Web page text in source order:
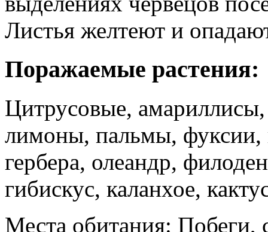
Листья желтеют и
Поражаемые растения:
Цитрусовые, амариллисы,
лимоны, пальмы, фуксии,
гербера, олеандр,
гибискус, каланхое,
Места обитания: Побеги,